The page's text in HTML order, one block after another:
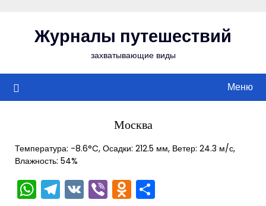
содержимомуЖурналы путешествий
захватывающие виды
Меню
Москва
Температура: -8.6°C, Осадки: 212.5 мм, Ветер: 24.3 м/с,
Влажность: 54%
WhatsApp
Telegram
VKViberOdnoklassniki